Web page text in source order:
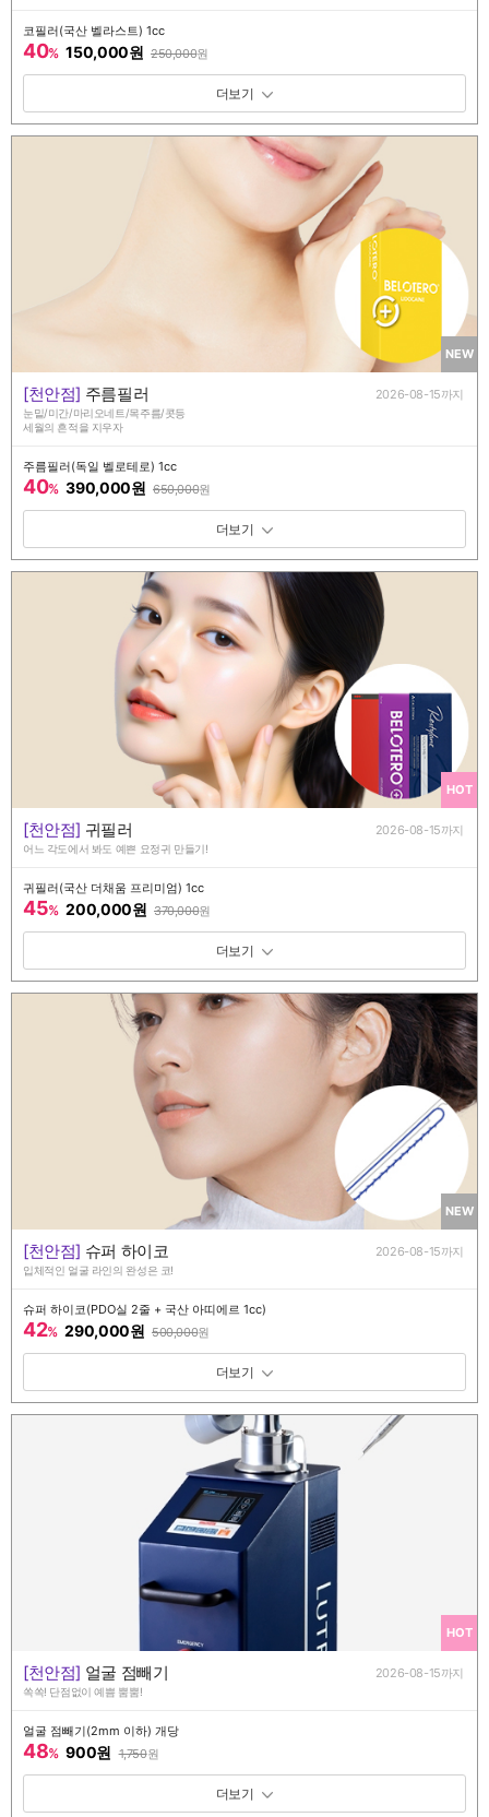
코필러(국산 벨라스트) 1cc
40% 150,000원 250,000원
패키지 보기 토글
NEW
[천안점] 주름필러 2026-08-15까지
눈밑/미간/마리오네트/목주름/콧등
세월의 흔적을 지우자
주름필러(독일 벨로테로) 1cc
40% 390,000원 650,000원
패키지 보기 토글
HOT
[천안점] 귀필러 2026-08-15까지
어느 각도에서 봐도 예쁜 요정귀 만들기!
귀필러(국산 더채움 프리미엄) 1cc
45% 200,000원 370,000원
패키지 보기 토글
NEW
[천안점] 슈퍼 하이코 2026-08-15까지
입체적인 얼굴 라인의 완성은 코!
슈퍼 하이코(PDO실 2줄 + 국산 아띠에르 1cc)
42% 290,000원 500,000원
패키지 보기 토글
HOT
[천안점] 얼굴 점빼기 2026-08-15까지
쏙쏙! 단점없이 예쁨 뿜뿜!
얼굴 점빼기(2mm 이하) 개당
48% 900원 1,750원
패키지 보기 토글